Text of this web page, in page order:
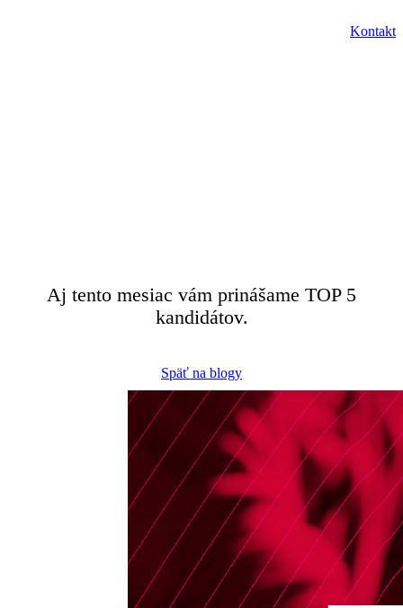
Kontakt
Aj tento mesiac vám prinášame TOP 5
kandidátov.
Späť na blogy